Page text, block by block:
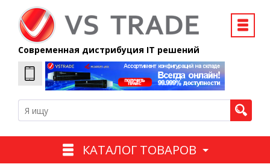
Современная дистрибуция IT решений
КАТАЛОГ ТОВАРОВ